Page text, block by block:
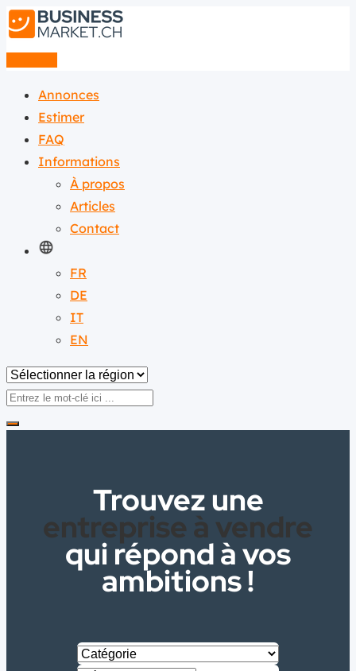
Annonces
Estimer
FAQ
Informations
À propos
Articles
Contact
FR
DE
IT
EN
Trouvez une
entreprise à vendre
qui répond à vos
ambitions !